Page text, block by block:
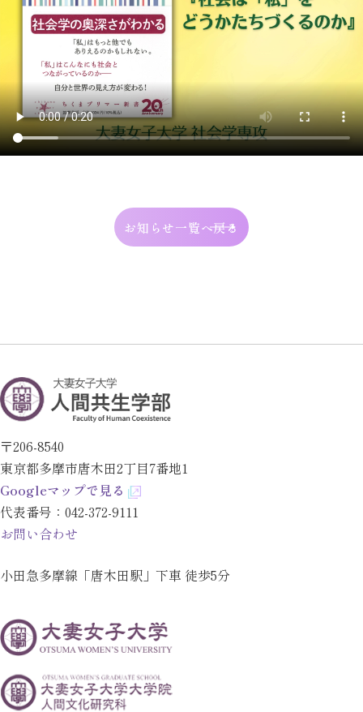
お知らせ一覧へ戻る
〒206-8540
東京都多摩市唐木田2丁目7番地1
Googleマップで見る
代表番号： 042-372-9111
お問い合わせ
小田急多摩線「唐木田駅」下車 徒歩5分